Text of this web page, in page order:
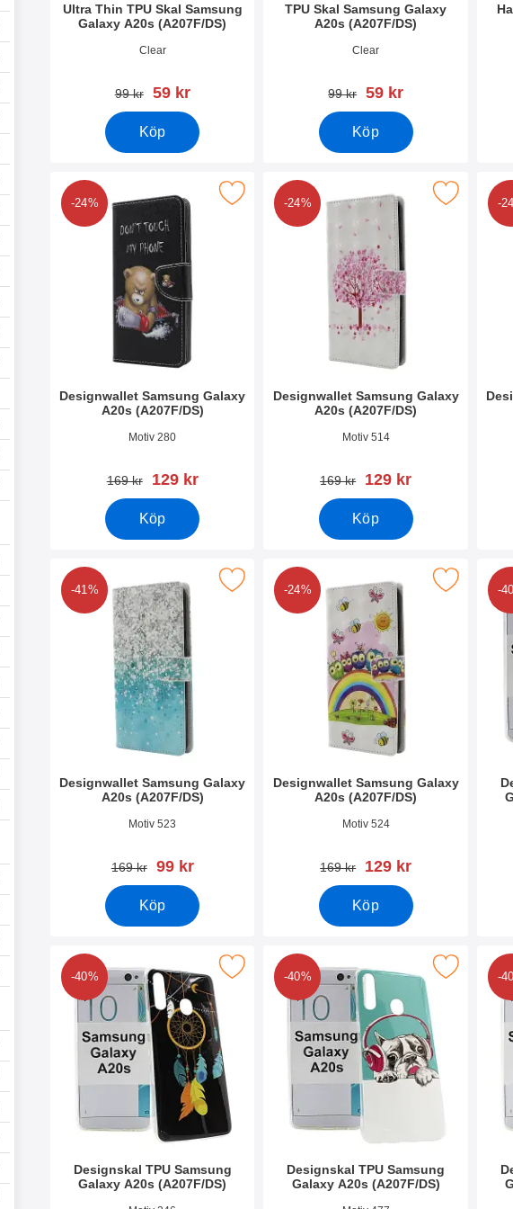
Ultra Thin TPU Skal Samsung
Galaxy A20s (A207F/DS)
Clear
tidigare pris
99 kr rea pris
59 kr
Köp
TPU Skal Samsung Galaxy
A20s (A207F/DS)
Clear
tidigare pris
99 kr rea pris
59 kr
Köp
Art.
-24%
Designwallet Samsung Galaxy
A20s (A207F/DS)
Art. nr 40479Motiv 280
tidigare pris
169 kr rea pris
129 kr
Köp
Makera designwallet Samsung Galaxy A20s (A207F/DS) som favorit
-24%
Designwallet Samsung Galaxy
A20s (A207F/DS)
Art. nr 37245Motiv 514
tidigare pris
169 kr rea pris
129 kr
Köp
Makera designwallet Samsung Galaxy A20s
-
Art.
Makera
-41%
Designwallet Samsung Galaxy
A20s (A207F/DS)
Art. nr 37237Motiv 523
tidigare pris
169 kr rea pris
99 kr
Köp
Makera designwallet Samsung Galaxy A20s (A207F/DS) som favorit
-24%
Designwallet Samsung Galaxy
A20s (A207F/DS)
Art. nr 37192Motiv 524
tidigare pris
169 kr rea pris
129 kr
Köp
Makera designwallet Samsung Galaxy A20s
-
Art.
Makera
-40%
Designskal TPU Samsung
Galaxy A20s (A207F/DS)
Makera designskal TPU Samsung Galaxy A20s (A207F/DS) som favorit
-40%
Designskal TPU Samsung
Galaxy A20s (A207F/DS)
Makera designskal TPU Samsung Galaxy
-
Makera